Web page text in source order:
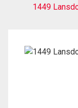
1449